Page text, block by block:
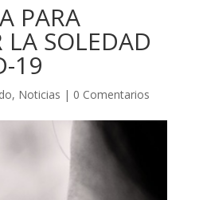
PARA
SOLEDAD
19
, Noticias | 0 Comentarios